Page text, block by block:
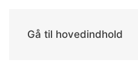
Gå til hovedindhold